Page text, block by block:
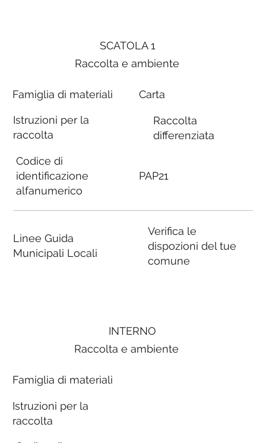
SCATOLA 1
Raccolta e ambiente
Famiglia di materiali
Istruzioni per la
raccolta
Codice di
identificazione
alfanumerico
Linee Guida
Municipali Locali
Carta
Raccolta
differenziata
PAP21
Verifica le
dispozioni del tue
comune
INTERNO
Raccolta e ambiente
Famiglia di materiali
Istruzioni per la
raccolta